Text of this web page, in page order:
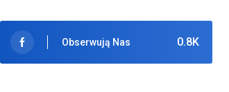
0.8K
Obserwują Nas